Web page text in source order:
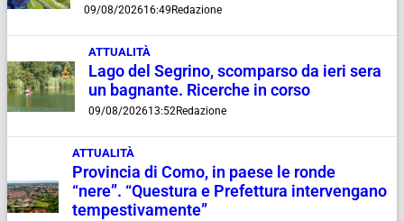
09/08/202616:49 Redazione
ATTUALITÀ
Lago del Segrino, scomparso da ieri sera
un bagnante. Ricerche in corso
09/08/202613:52Redazione
ATTUALITÀ
Provincia di Como, in paese le ronde
“nere”. “Questura e Prefettura intervengano
tempestivamente”